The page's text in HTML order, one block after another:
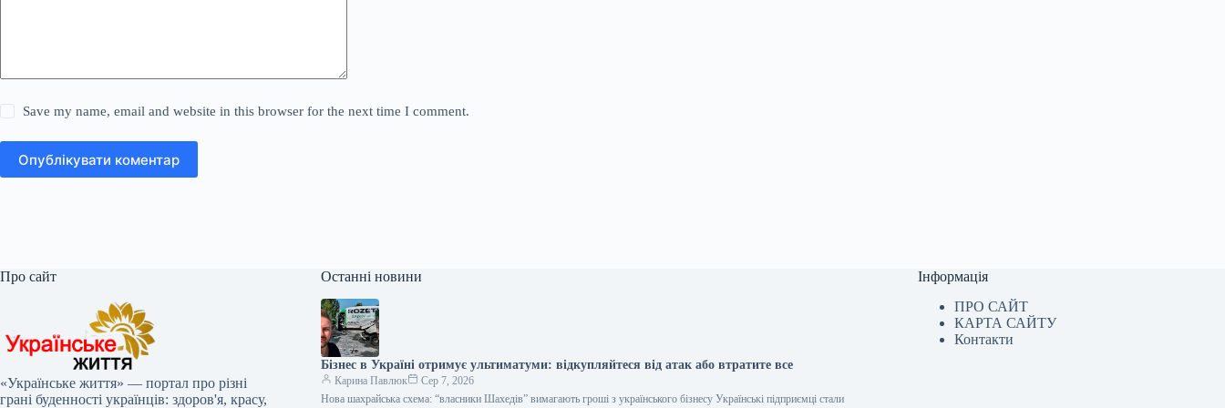
Save my name, email and website in this browser for the next time I comment.
Опублікувати коментар
Про сайт
«Українське життя» — портал про різні
грані буденності українців: здоров'я, красу,
Останні новини
Бізнес в Україні отримує ультиматуми: відкупляйтеся від атак або втратите все
Карина Павлюк
Сер 7, 2026
Нова шахрайська схема: “власники Шахедів” вимагають гроші з українського бізнесу Українські підприємці стали
Інформація
ПРО САЙТ
КАРТА САЙТУ
Контакти